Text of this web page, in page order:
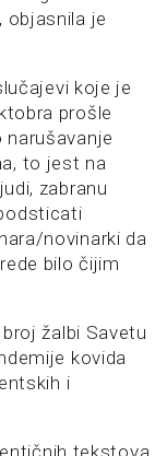
objasnila je
koje je
prošle
narušavanje
to jest na
zabranu
novinarki da
bilo čijim
žalbi Savetu
kovida
i
tekstova